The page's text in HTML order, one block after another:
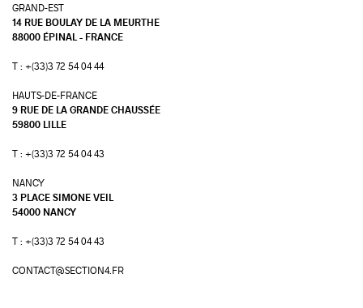
GRAND-EST
14 RUE BOULAY DE LA MEURTHE
88000 ÉPINAL - FRANCE
T : +(33)3 72 54 04 44
HAUTS-DE-FRANCE
9 RUE DE LA GRANDE CHAUSSÉE
59800 LILLE
T : +(33)3 72 54 04 43
NANCY
3 PLACE SIMONE VEIL
54000 NANCY
T : +(33)3 72 54 04 43
CONTACT@SECTION4.FR